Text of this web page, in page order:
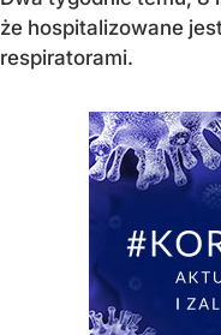
że hospitalizowane
respiratorami.